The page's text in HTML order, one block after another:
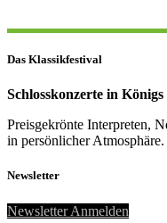
Das Klassikfestival
Schlosskonzerte in
Preisgekrönte Interpreten,
in persönlicher Atmosphäre.
Newsletter
Newsletter Anmelden